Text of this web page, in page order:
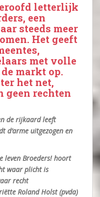
letterlijk
een
steeds meer
Het geeft
met volle
markt op.
het net,
geen rechten
de rijkaard leeft
d‘arme uitgezogen en
leven Broeders! hoort
waar plicht is
recht
Roland Holst (pvda)